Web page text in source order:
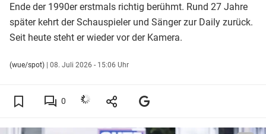
Ende der 1990er erstmals richtig berühmt. Rund 27 Jahre
später kehrt der Schauspieler und Sänger zur Daily zurück.
Seit heute steht er wieder vor der Kamera.
(wue/spot) | 08. Juli 2026 - 15:06 Uhr
0